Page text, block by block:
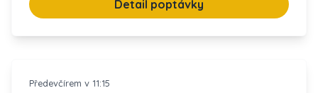
Detail poptávky
Předevčírem v 11:15